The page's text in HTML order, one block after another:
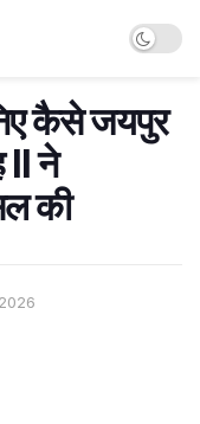
कैसे जयपुर
II ने
की